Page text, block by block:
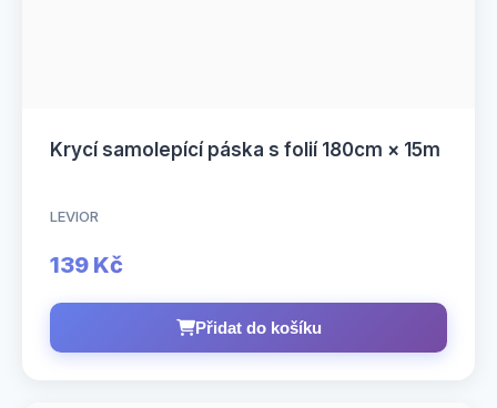
Krycí samolepící páska s folií 180cm × 15m
LEVIOR
139 Kč
Přidat do košíku